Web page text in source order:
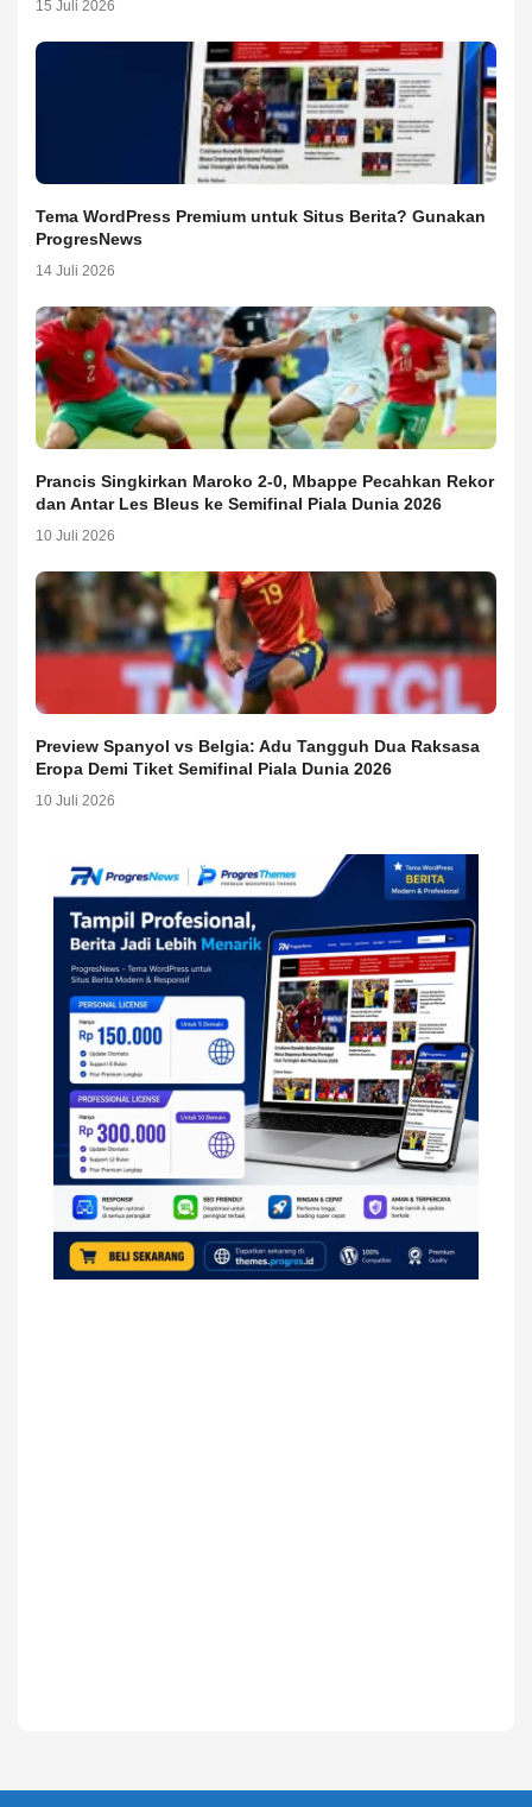
15 Juli 2026
Tema WordPress Premium untuk Situs Berita? Gunakan
ProgresNews
14 Juli 2026
Prancis Singkirkan Maroko 2-0, Mbappe Pecahkan Rekor
dan Antar Les Bleus ke Semifinal Piala Dunia 2026
10 Juli 2026
Preview Spanyol vs Belgia: Adu Tangguh Dua Raksasa
Eropa Demi Tiket Semifinal Piala Dunia 2026
10 Juli 2026